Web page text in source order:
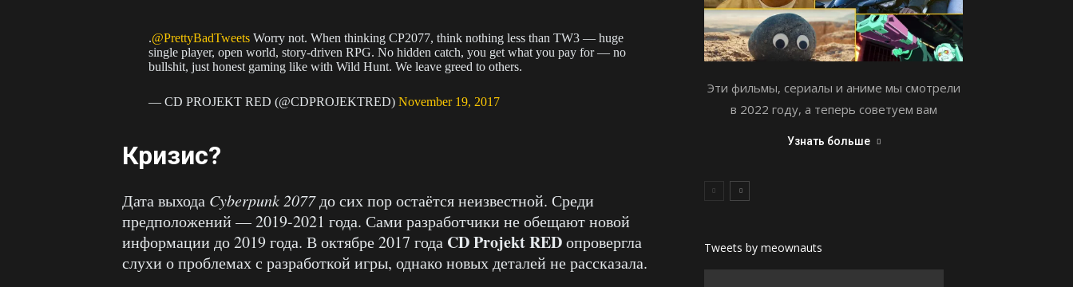
.@PrettyBadTweets Worry not. When thinking CP2077, think nothing less than TW3 — huge
single player, open world, story-driven RPG. No hidden catch, you get what you pay for — no
bullshit, just honest gaming like with Wild Hunt. We leave greed to others.
— CD PROJEKT RED (@CDPROJEKTRED)November 19, 2017
Кризис?
Дата выхода Cyberpunk 2077до сих пор остаётся неизвестной. Среди
предположений — 2019-2021 года. Сами разработчики не обещают новой
информации до 2019 года. В октябре 2017 года CD Projekt REDопровергла
слухи о проблемах с разработкой игры, однако новых деталей не рассказала.
Эти фильмы, сериалы и аниме мы смотрели
в 2022 году, а теперь советуем вам
Узнать больше
Tweets by meownauts